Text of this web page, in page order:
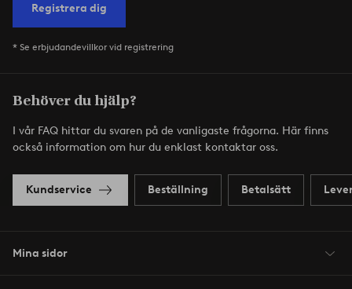
Registrera dig
* Se erbjudandevillkor vid registrering
Behöver du hjälp?
I vår FAQ hittar du svaren på de vanligaste frågorna. Här finns
också information om hur du enklast kontaktar oss.
Kundservice Beställning Betalsätt
Mina sidor